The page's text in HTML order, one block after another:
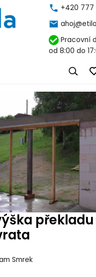
+420
Pracovní
od 8:00 do
Smrek